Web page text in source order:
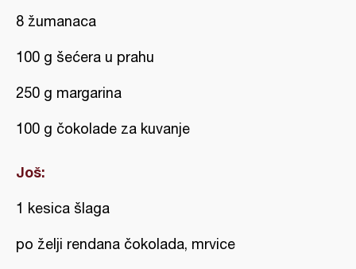
8 žumanaca
100 g šećera u prahu
250 g margarina
100 g čokolade za kuvanje
Još:
1 kesica šlaga
po želji rendana čokolada, mrvice